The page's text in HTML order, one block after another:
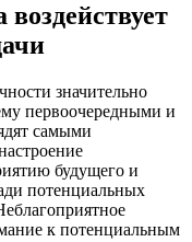
значительно
первоочередными и
самыми
будущего и
потенциальных
к потенциальным